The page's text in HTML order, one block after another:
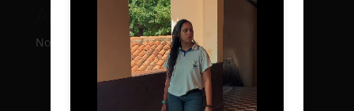
No archives to show.
Categorías
No categories